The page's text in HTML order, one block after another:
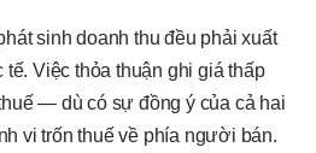
sinh doanh thu đều phải xuất
Việc thỏa thuận ghi giá thấp
— dù có sự đồng ý của cả hai
vi trốn thuế về phía người bán.